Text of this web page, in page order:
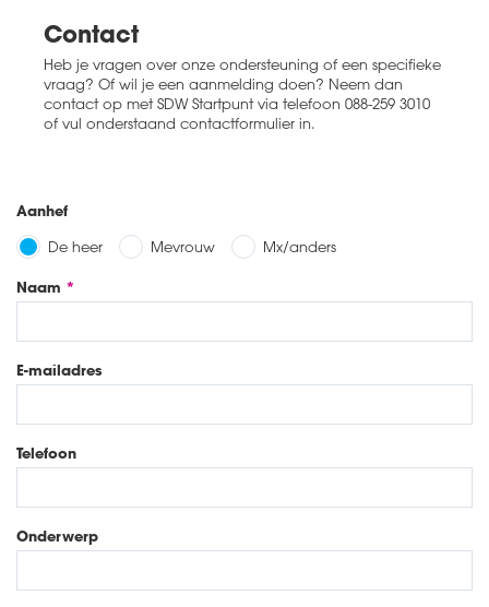
Contact
Heb je vragen over onze ondersteuning of een specifieke
vraag? Of wil je een aanmelding doen? Neem dan
contact op met SDW Startpunt via telefoon 088-259 3010
of vul onderstaand contactformulier in.
Aanhef
De heer Mevrouw Mx/anders
Naam
E-mailadres
Telefoon
Onderwerp